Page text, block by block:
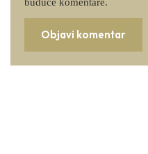
buduće komentare.